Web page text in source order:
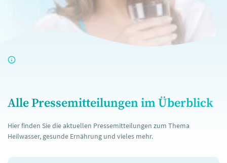
Alle Pressemitteilungen im Überblick
Hier finden Sie die aktuellen Pressemitteilungen zum Thema
Heilwasser, gesunde Ernährung und vieles mehr.